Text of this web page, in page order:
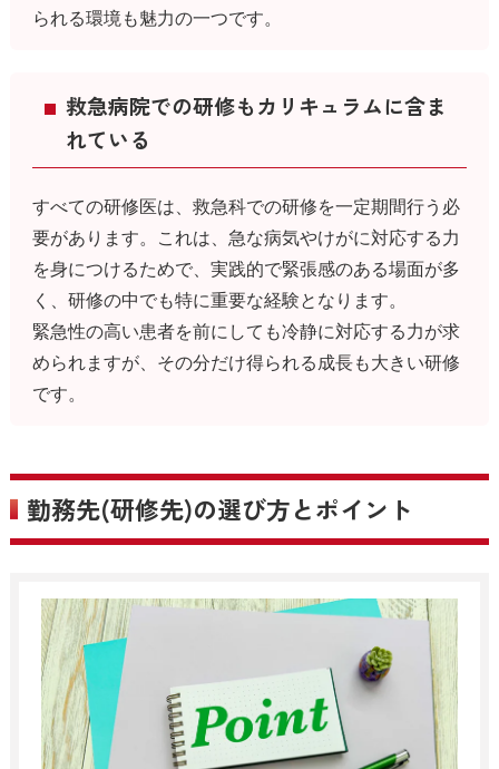
られる環境も魅力の一つです。
救急病院での研修もカリキュラムに含ま
れている
すべての研修医は、救急科での研修を一定期間行う必
要があります。これは、急な病気やけがに対応する力
を身につけるためで、実践的で緊張感のある場面が多
く、研修の中でも特に重要な経験となります。
緊急性の高い患者を前にしても冷静に対応する力が求
められますが、その分だけ得られる成長も大きい研修
です。
勤務先(研修先)の選び方とポイント